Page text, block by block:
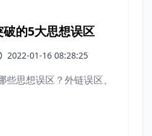
破的5大思想误区
2022-01-16 08:28:25
些思想误区？外链误区、